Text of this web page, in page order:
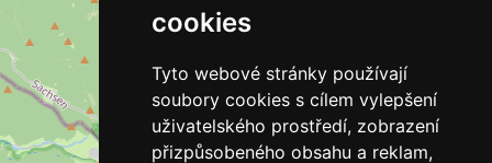
cookies
Tyto webové stránky používají
soubory cookies s cílem vylepšení
uživatelského prostředí, zobrazení
přizpůsobeného obsahu a reklam,